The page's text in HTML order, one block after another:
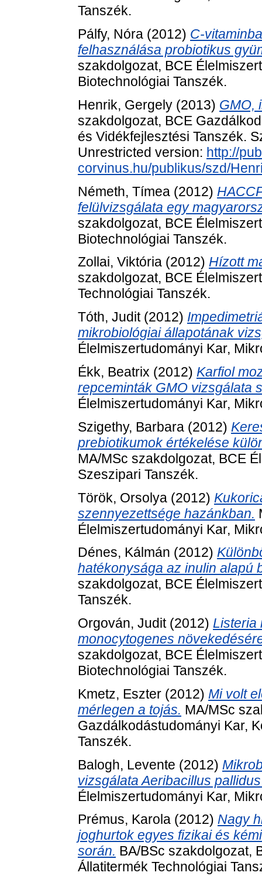
Tanszék.
Pálfy, Nóra (2012) C-
felhasználása probiotikus
szakdolgozat, BCE
Biotechnológiai Tanszék.
Henrik, Gergely (2013) GMO,
szakdolgozat, BCE
és Vidékfejlesztési Tanszék.
Unrestricted version: http://
corvinus.hu/publikus/szd/
Németh, Tímea (2012)
felülvizsgálata egy
szakdolgozat, BCE
Biotechnológiai Tanszék.
Zollai, Viktória (2012) Hízott
szakdolgozat, BCE
Technológiai Tanszék.
Tóth, Judit(2012)
mikrobiológiai állapotának
Élelmiszertudományi Kar,
Ékk, Beatrix (2012) Karfiol
repceminták GMO vizsgálata
Élelmiszertudományi Kar,
Szigethy, Barbara (2012)
prebiotikumok értékelése
MA/MSc szakdolgozat, BCE
Szeszipari Tanszék.
Török, Orsolya (2012)
szennyezettsége hazánkban.
Élelmiszertudományi Kar,
Dénes, Kálmán (2012)
hatékonysága az inulin alapú
szakdolgozat, BCE
Tanszék.
Orgován, Judit(2012) Listeria
monocytogenes
szakdolgozat, BCE
Biotechnológiai Tanszék.
Kmetz, Eszter (2012) Mi volt
mérlegen a tojás. MA/MSc
Gazdálkodástudományi Kar,
Tanszék.
Balogh, Levente (2012)
vizsgálata Aeribacillus
Élelmiszertudományi Kar,
Prémus, Karola (2012) Nagy
joghurtok egyes fizikai és
során. BA/BSc szakdolgozat,
Állatitermék Technológiai